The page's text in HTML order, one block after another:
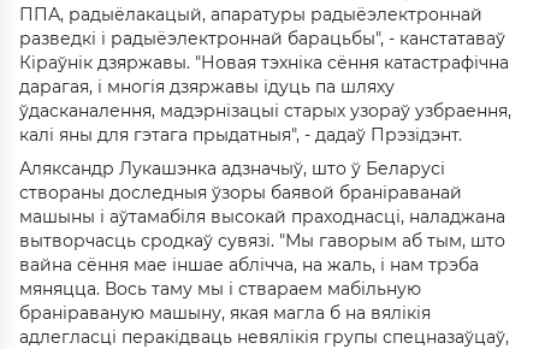
ППА, радыёлакацый, апаратуры радыёэлектроннай
разведкі і радыёэлектроннай барацьбы", - канстатаваў
Кіраўнік дзяржавы. "Новая тэхніка сёння катастрафічна
дарагая, і многія дзяржавы ідуць па шляху
ўдасканалення, мадэрнізацыі старых узораў узбраення,
калі яны для гэтага прыдатныя", - дадаў Прэзідэнт.
Аляксандр Лукашэнка адзначыў, што ў Беларусі
створаны доследныя ўзоры баявой браніраванай
машыны і аўтамабіля высокай праходнасці, наладжана
вытворчасць сродкаў сувязі. "Мы гаворым аб тым, што
вайна сёння мае іншае аблічча, на жаль, і нам трэба
мяняцца. Вось таму мы і ствараем мабільную
браніраваную машыну, якая магла б на вялікія
адлегласці перакідваць невялікія групы спецназаўцаў,